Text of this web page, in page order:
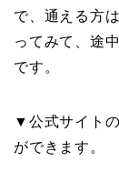
で、通える方
ってみて、途
です。
▼公式サイト
ができます。